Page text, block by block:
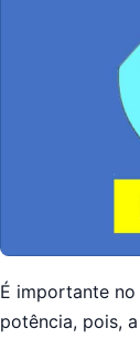
É importante
potência, pois,